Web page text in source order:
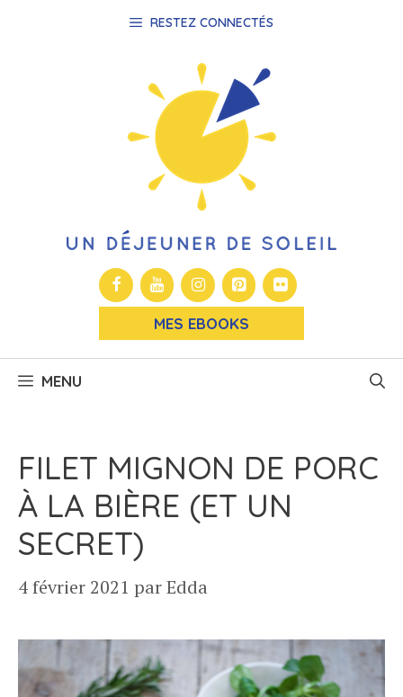
RESTEZ CONNECTÉS
MES EBOOKS
MENU
FILET MIGNON DE PORC
À LA BIÈRE (ET UN
SECRET)
4 février 2021 parEdda